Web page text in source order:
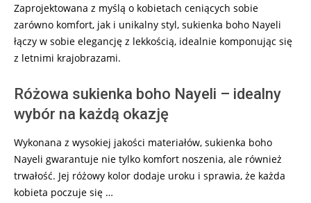
Zaprojektowana z myślą o kobietach ceniących sobie
zarówno komfort, jak i unikalny styl, sukienka boho Nayeli
łączy w sobie elegancję z lekkością, idealnie komponując się
z letnimi krajobrazami.
Różowa sukienka boho Nayeli – idealny
wybór na każdą okazję
Wykonana z wysokiej jakości materiałów, sukienka boho
Nayeli gwarantuje nie tylko komfort noszenia, ale również
trwałość. Jej różowy kolor dodaje uroku i sprawia, że każda
kobieta poczuje się …